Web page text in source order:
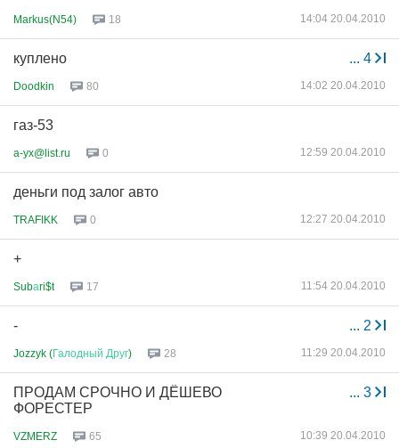
Markus(N54) 18 14:04 20.04.2010
... 4
куплено
Doodkin 80 14:02 20.04.2010
газ-53
a-yx@list.ru 0 12:59 20.04.2010
деньги под залог авто
TRAFIKK 0 12:27 20.04.2010
+
Subаri$t 17 11:54 20.04.2010
... 2
-
Jozzyk (Галодный Друг) 28 11:29 20.04.2010
... 3
ПРОДАМ СРОЧНО И ДЁШЕВО
ФОРЕСТЕР
VZMERZ 65 10:39 20.04.2010